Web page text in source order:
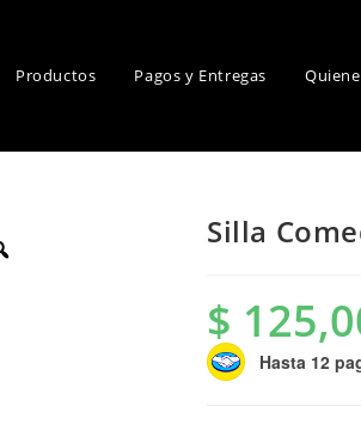
Productos Pagos y Entregas
Silla
$
Hasta 12